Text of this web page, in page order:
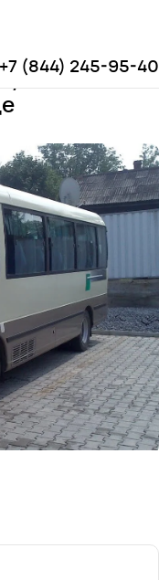
+7 (844) 245-95-40
County Deluxe
Deluxe с